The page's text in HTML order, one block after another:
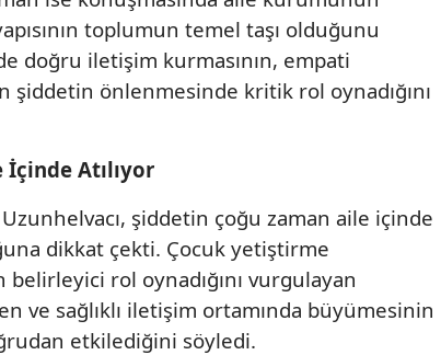
Van
Aksaray
Bayburt
Karaman
toplumun temel taşı olduğunu
doğru iletişim kurmasının, empati
şiddetin önlenmesinde kritik rol oynadığını
Atılıyor
şiddetin çoğu zaman aile içinde
dikkat çekti. Çocuk yetiştirme
rol oynadığını vurgulayan
ve sağlıklı iletişim ortamında büyümesinin
etkilediğini söyledi.